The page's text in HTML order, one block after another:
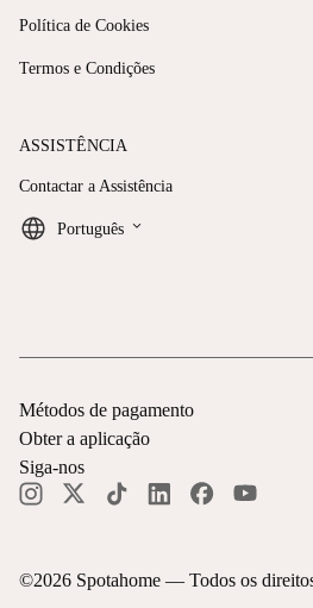
Política de Cookies
Termos e Condições
ASSISTÊNCIA
Contactar a Assistência
Português keyboard_arrow_down
©2026 Spotahome — Todos os
Métodos de pagamento
Obter a aplicação
Siga-nos